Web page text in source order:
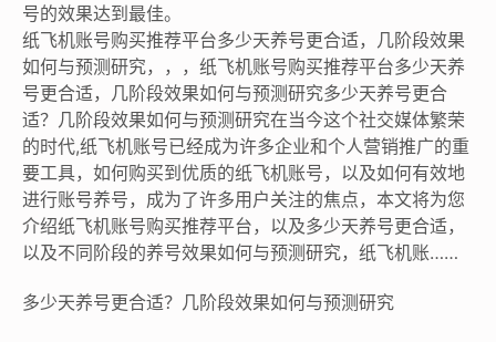
号的效果达到最佳。
纸飞机账号购买推荐平台多少天养号更合适，几阶段效果
如何与预测研究，，，纸飞机账号购买推荐平台多少天养
号更合适，几阶段效果如何与预测研究多少天养号更合
适？几阶段效果如何与预测研究在当今这个社交媒体繁荣
的时代,纸飞机账号已经成为许多企业和个人营销推广的重
要工具，如何购买到优质的纸飞机账号，以及如何有效地
进行账号养号，成为了许多用户关注的焦点，本文将为您
介绍纸飞机账号购买推荐平台，以及多少天养号更合适，
以及不同阶段的养号效果如何与预测研究，纸飞机账……
多少天养号更合适？几阶段效果如何与预测研究